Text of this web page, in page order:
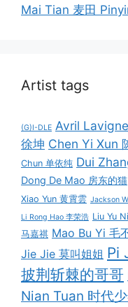
Mai Tian 麦田
Artist tags
(G)I-DLE Avril Lavigne
徐坤 Chen Yi Xun
Chun 单依纯 Dui
Dong De Mao 房东的猫
Xiao Yun 黄霄雲 Jackson
Li Rong Hao 李荣浩 Liu Yu
马嘉祺 Mao Bu Yi 毛
Jie Jie 莫叫姐姐 Pi
披荆斩棘的哥哥
Nian Tuan 时代